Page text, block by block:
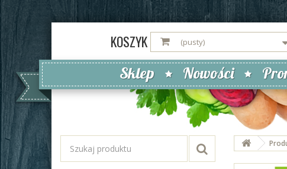
KOSZYK (pusty)
Sklep Nowości